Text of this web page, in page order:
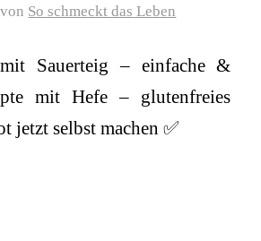
von So schmeckt das Leben
Sauerteig – einfache &
mit Hefe – glutenfreies
jetzt selbst machen ✅